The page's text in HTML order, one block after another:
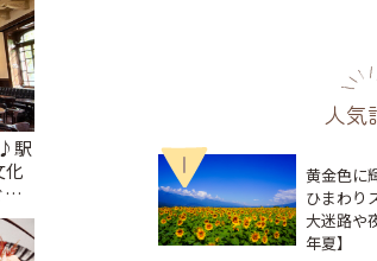
駅
化
人気
1
黄金色に
ひまわり
大迷路や
年夏】